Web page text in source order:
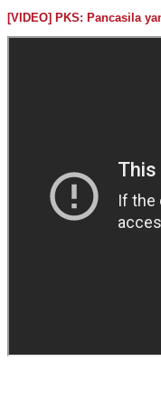
[VIDEO] PKS: Pancasila